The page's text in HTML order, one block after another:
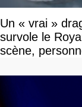
Un « vrai »
survole le
scène,